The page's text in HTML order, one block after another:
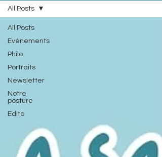
All Posts
Evénements
Philo
Portraits
Newsletter
Notre
posture
Edito
All Posts